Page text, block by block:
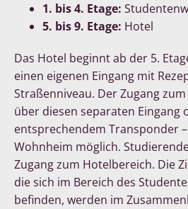
1. bis 4. Etage:
5. bis 9. Etage: Hotel
Das Hotel beginnt ab der 5.
einen eigenen Eingang mit
Straßenniveau. Der Zugang
über diesen separaten Eingang
entsprechendem Transponder
Wohnheim möglich.
Zugang zum Hotelbereich. Die
die sich im Bereich des
befinden, werden im